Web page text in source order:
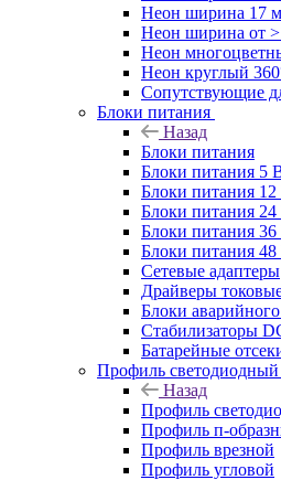
Неон ширина 17
Неон ширина от
Неон
Неон круглый
Сопутствующие
Блоки питания
Назад
Блоки питания
Блоки питания 5
Блоки питания 12
Блоки питания 24
Блоки питания 36
Блоки питания 48
Сетевые адаптеры
Драйверы
Блоки
Стабилизаторы
Батарейные
Профиль светодиодный
Назад
Профиль
Профиль п-
Профиль врезной
Профиль угловой